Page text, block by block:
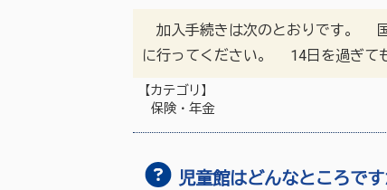
加入手続きは次のとおりです。 国
に行ってください。 14日を過ぎて
【カテゴリ】
保険・年金
児童館はどんなところです